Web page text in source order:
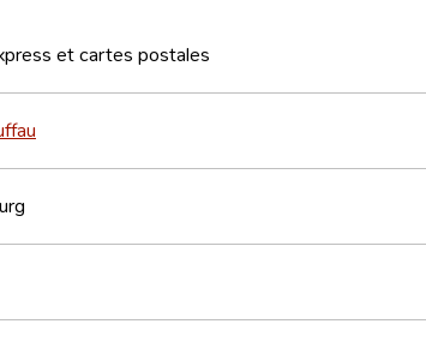
et cartes postales